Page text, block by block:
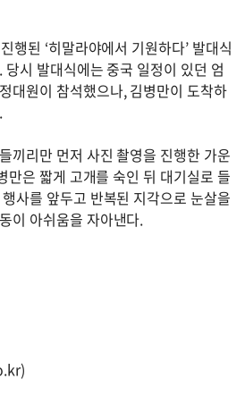
행된 ‘히말라야에서 기원하다’ 발대식
시 발대식에는 중국 일정이 있던 엄
대원이 참석했으나, 김병만이 도착하
끼리만 먼저 사진 촬영을 진행한 가운
만은 짧게 고개를 숙인 뒤 대기실로 들
사를 앞두고 반복된 지각으로 눈살을
이 아쉬움을 자아낸다.
)